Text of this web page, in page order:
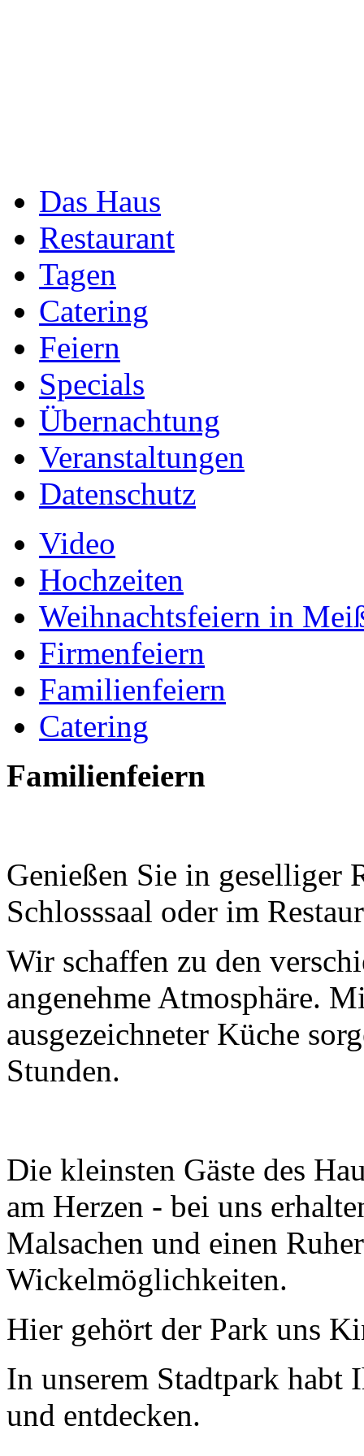
Das Haus
Restaurant
Tagen
Catering
Feiern
Specials
Übernachtung
Veranstaltungen
Datenschutz
Video
Hochzeiten
Weihnachtsfeiern in
Firmenfeiern
Familienfeiern
Catering
Familienfeiern
Genießen Sie in geselliger
Schlosssaal oder im
Wir schaffen zu den
angenehme Atmosphäre.
ausgezeichneter Küche
Stunden.
Die kleinsten Gäste des
am Herzen - bei uns
Malsachen und einen
Wickelmöglichkeiten.
Hier gehört der Park uns
In unserem Stadtpark
und entdecken.